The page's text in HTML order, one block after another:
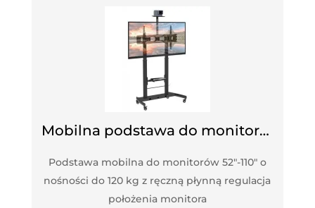
Mobilna podstawa do monitorów interaktywnych z regulacją wysokości
Podstawa mobilna do monitorów 52"-110" o
nośności do 120 kg z ręczną płynną regulacja
położenia monitora